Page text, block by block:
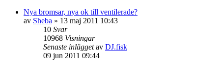
Nya bromsar, nya ok till ventilerade?
av Sheba » 13 maj 2011 10:43
10 Svar
10968 Visningar
Senaste inläggetav DJ.fisk
09 jun 2011 09:44